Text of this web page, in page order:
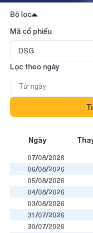
Bộ lọc
Mã cổ phiếu
Lọc theo ngày
Ngày
07/08/2026
06/08/2026
05/08/2026
04/08/2026
03/08/2026
31/07/2026
30/07/2026